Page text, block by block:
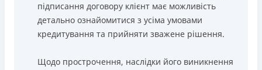
підписання договору клієнт має можливість
детально ознайомитися з усіма умовами
кредитування та прийняти зважене рішення.
Щодо прострочення, наслідки його виникнення